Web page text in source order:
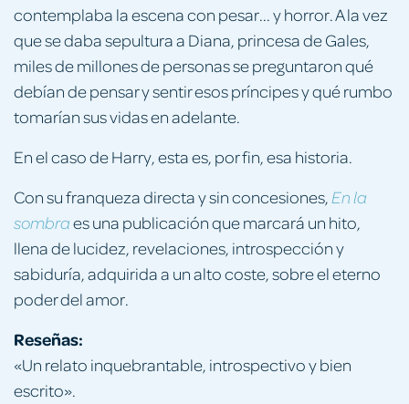
contemplaba la escena con pesar... y horror. A la vez
que se daba sepultura a Diana, princesa de Gales,
miles de millones de personas se preguntaron qué
debían de pensar y sentir esos príncipes y qué rumbo
tomarían sus vidas en adelante.
En el caso de Harry, esta es, por fin, esa historia.
Con su franqueza directa y sin concesiones,En la
sombraes una publicación que marcará un hito,
llena de lucidez, revelaciones, introspección y
sabiduría, adquirida a un alto coste, sobre el eterno
poder del amor.
Reseñas:
«Un relato inquebrantable, introspectivo y bien
escrito».